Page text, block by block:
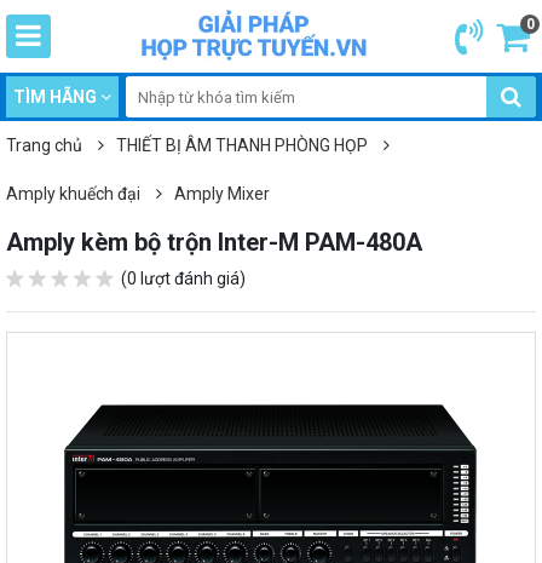
0
TÌM HÃNG
Trang chủ THIẾT BỊ ÂM THANH PHÒNG HỌP
Amply khuếch đại Amply Mixer
Amply kèm bộ trộn Inter-M PAM-480A
(0 lượt đánh giá)